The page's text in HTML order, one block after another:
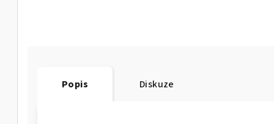
Popis Diskuze